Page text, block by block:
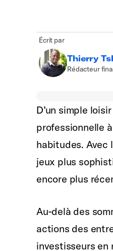
Écrit par
Thierry
Rédacteur
D’un simple
professionnelle
habitudes. Avec
jeux plus
encore plus
Au-delà des
actions des
investisseurs en